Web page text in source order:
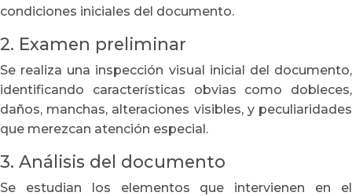
condiciones iniciales del documento.
2. Examen preliminar
Se realiza una inspección visual inicial del documento,
identificando características obvias como dobleces,
daños, manchas, alteraciones visibles, y peculiaridades
que merezcan atención especial.
3. Análisis del documento
Se estudian los elementos que intervienen en el